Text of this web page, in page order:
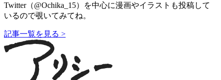
Twitter（@Ochika_15）を中心に漫画やイラストも投稿して
いるので覗いてみてね。
記事一覧を見る >